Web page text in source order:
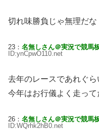
切れ味勝負じゃ無理だな
23： 名無しさん＠実況で競馬
ID:ynCpwO110.net
去年のレースであれぐ
今年はお行儀よく走っ
26： 名無しさん＠実況で競馬
ID:WQrhk2hB0.net